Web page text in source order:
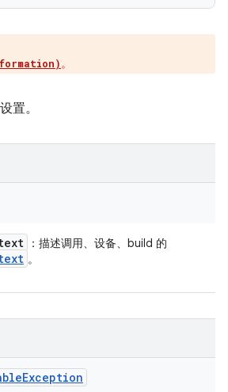
。
置。
：描述调用、设备、build 的
。
Exception